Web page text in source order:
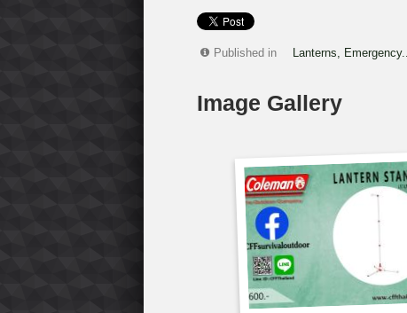
Published in Lanterns, Emergency...
Image Gallery